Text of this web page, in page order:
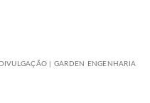
| GARDEN ENGENHARIA